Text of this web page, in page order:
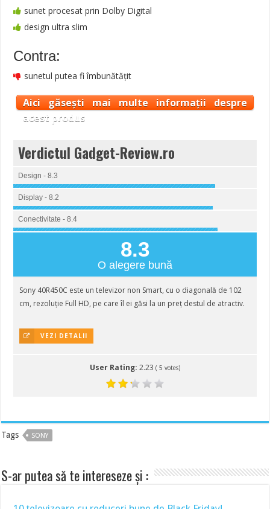
sunet procesat prin Dolby Digital
design ultra slim
Contra:
sunetul putea fi îmbunătățit
Aici găsești mai multe informații despre
acest produs
Verdictul Gadget-Review.ro
Design - 8.3
Display - 8.2
Conectivitate - 8.4
8.3
O alegere bună
Sony 40R450C este un televizor non Smart, cu o diagonală de 102
cm, rezoluție Full HD, pe care îl ei găsi la un preț destul de atractiv.
VEZI DETALII
User Rating: 2.23 ( 5 votes)
Tags SONY
S-ar putea să te intereseze și :